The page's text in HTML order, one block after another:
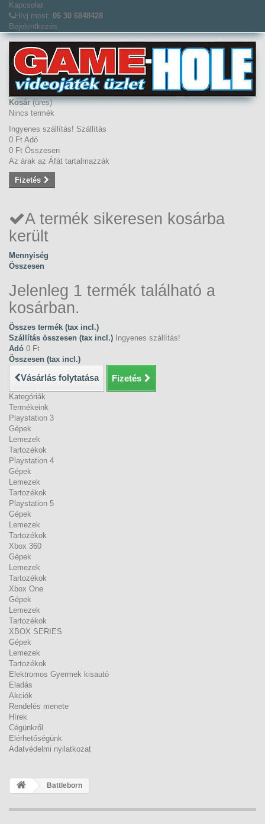
Kapcsolat
Hívj most: 06 30 6848428
Bejelentkezés
Kosár (üres)
Nincs termék
Ingyenes szállítás! Szállítás
0 Ft‎ Adó
0 Ft‎ Összesen
Az árak az Áfát tartalmazzák
Fizetés
A termék sikeresen kosárba
került
Mennyiség
Összesen
Jelenleg 1 termék található a
kosárban.
Összes termék (tax incl.)
Szállítás összesen (tax incl.) Ingyenes szállítás!
Adó 0 Ft‎
Összesen (tax incl.)
Vásárlás folytatása Fizetés
Kategóriák
Termékeink
Playstation 3
Gépek
Lemezek
Tartozékok
Playstation 4
Gépek
Lemezek
Tartozékok
Playstation 5
Gépek
Lemezek
Tartozékok
Xbox 360
Gépek
Lemezek
Tartozékok
Xbox One
Gépek
Lemezek
Tartozékok
XBOX SERIES
Gépek
Lemezek
Tartozékok
Elektromos Gyermek kisautó
Eladás
Akciók
Rendelés menete
Hírek
Cégünkről
Elérhetőségünk
Adatvédelmi nyilatkozat
Battleborn